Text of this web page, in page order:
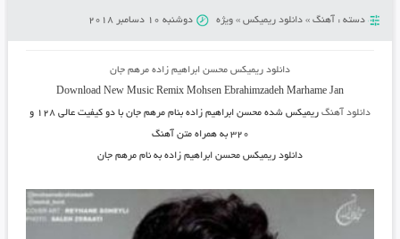
دسته : آهنگ» دانلود ریمیکس» ویژه دوشنبه 10 دسامبر 2018
دانلود ریمیکس محسن ابراهیم زاده مرهم جان
Download New Music Remix Mohsen Ebrahimzadeh Marhame Jan
دانلود آهنگریمیکس شده محسن ابراهیم زاده بنام مرهم جان
با دو کیفیت عالی ۱۲۸ و
۳۲۰ به همراه متن آهنگ
دانلود ریمیکس محسن ابراهیم زاده به نام مرهم جان